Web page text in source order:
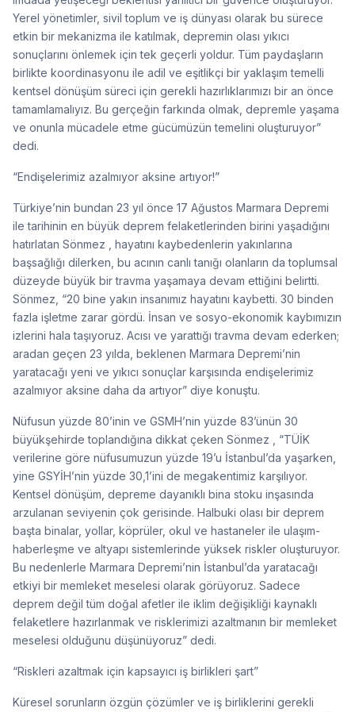
Yerel yönetimler, sivil toplum ve iş dünyası olarak bu sürece
etkin bir mekanizma ile katılmak, depremin olası yıkıcı
sonuçlarını önlemek için tek geçerli yoldur. Tüm paydaşların
birlikte koordinasyonu ile adil ve eşitlikçi bir yaklaşım temelli
kentsel dönüşüm süreci için gerekli hazırlıklarımızı bir an önce
tamamlamalıyız. Bu gerçeğin farkında olmak, depremle yaşama
ve onunla mücadele etme gücümüzün temelini oluşturuyor”
dedi.
“Endişelerimiz azalmıyor aksine artıyor!”
Türkiye’nin bundan 23 yıl önce 17 Ağustos Marmara Depremi
ile tarihinin en büyük deprem felaketlerinden birini yaşadığını
hatırlatan Sönmez , hayatını kaybedenlerin yakınlarına
başsağlığı dilerken, bu acının canlı tanığı olanların da toplumsal
düzeyde büyük bir travma yaşamaya devam ettiğini belirtti.
Sönmez, “20 bine yakın insanımız hayatını kaybetti. 30 binden
fazla işletme zarar gördü. İnsan ve sosyo-ekonomik kaybımızın
izlerini hala taşıyoruz. Acısı ve yarattığı travma devam ederken;
aradan geçen 23 yılda, beklenen Marmara Depremi’nin
yaratacağı yeni ve yıkıcı sonuçlar karşısında endişelerimiz
azalmıyor aksine daha da artıyor” diye konuştu.
Nüfusun yüzde 80’inin ve GSMH’nin yüzde 83’ünün 30
büyükşehirde toplandığına dikkat çeken Sönmez , “TÜİK
verilerine göre nüfusumuzun yüzde 19’u İstanbul’da yaşarken,
yine GSYİH’nin yüzde 30,1’ini de megakentimiz karşılıyor.
Kentsel dönüşüm, depreme dayanıklı bina stoku inşasında
arzulanan seviyenin çok gerisinde. Halbuki olası bir deprem
başta binalar, yollar, köprüler, okul ve hastaneler ile ulaşım-
haberleşme ve altyapı sistemlerinde yüksek riskler oluşturuyor.
Bu nedenlerle Marmara Depremi’nin İstanbul’da yaratacağı
etkiyi bir memleket meselesi olarak görüyoruz. Sadece
deprem değil tüm doğal afetler ile iklim değişikliği kaynaklı
felaketlere hazırlanmak ve risklerimizi azaltmanın bir memleket
meselesi olduğunu düşünüyoruz” dedi.
“Riskleri azaltmak için kapsayıcı iş birlikleri şart”
Küresel sorunların özgün çözümler ve iş birliklerini gerekli